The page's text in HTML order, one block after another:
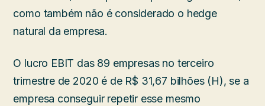
como também não é considerado o hedge
natural da empresa.
O lucro EBIT das 89 empresas no terceiro
trimestre de 2020 é de R$ 31,67 bilhões (H), se a
empresa conseguir repetir esse mesmo